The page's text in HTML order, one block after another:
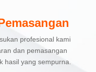
profesional kami
dan pemasangan
hasil yang sempurna.